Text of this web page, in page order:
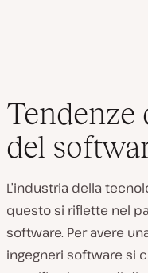
Tendenze
del
L’industria della
questo si riflette nel
software. Per avere
ingegneri software si